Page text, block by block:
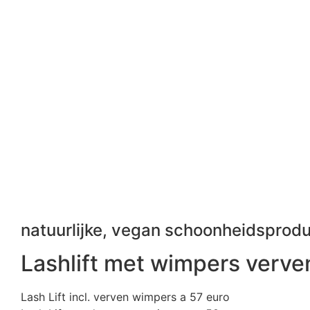
natuurlijke, vegan
Lashlift met wimpers
Lash Lift incl. verven wimpers a 57 euro